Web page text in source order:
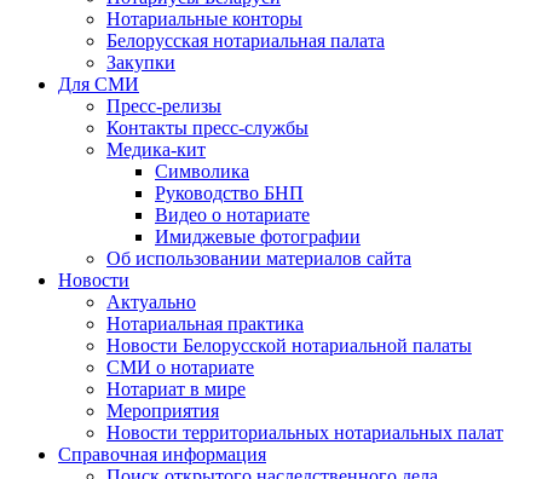
Нотариальные конторы
Белорусская нотариальная палата
Закупки
Для СМИ
Пресс-релизы
Контакты пресс-службы
Медика-кит
Символика
Руководство БНП
Видео о нотариате
Имиджевые фотографии
Об использовании материалов сайта
Новости
Актуально
Нотариальная практика
Новости Белорусской нотариальной палаты
СМИ о нотариате
Нотариат в мире
Мероприятия
Новости территориальных нотариальных палат
Справочная информация